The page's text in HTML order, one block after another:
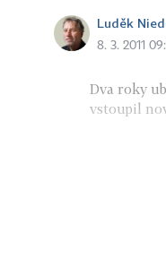
Luděk
8. 3. 2011
Dva roky
vstoupil